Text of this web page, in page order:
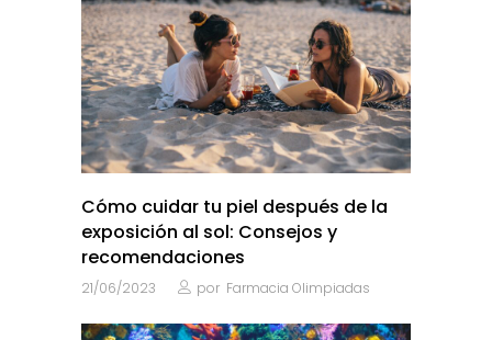
Cómo cuidar tu piel después de la
exposición al sol: Consejos y
recomendaciones
21/06/2023 por Farmacia Olimpiadas